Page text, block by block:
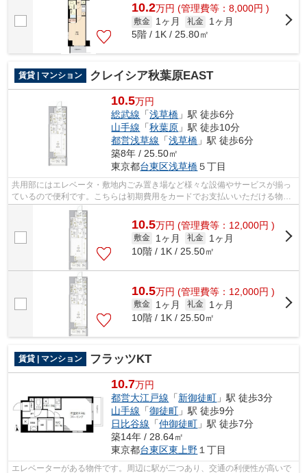
10.2万円 (管理費等：8,000円 )
敷金 1ヶ月 礼金
1ヶ月
5階 / 1K / 25.80㎡
賃貸 | マンション クレイシア秋葉原EAST
10.5万円
総武線 「浅草橋 」駅 徒歩6分
山手線 「秋葉原 」駅 徒歩10分
都営浅草線 「浅草橋 」駅 徒歩6分
築8年 / 25.50㎡
東京都台東区浅草橋５丁目
共用部にはエレベータ・敷地内ごみ置き場など様々な設備やサービスが揃っ
ているので便利です。こちらは初期費用をカードでお支払いいただける物件
なので、支払い手続きの手間が省けま...
10.5万円 (管理費等：12,000円 )
敷金 1ヶ月 礼金
1ヶ月
10階 / 1K / 25.50㎡
10.5万円 (管理費等：12,000円 )
敷金 1ヶ月 礼金
1ヶ月
10階 / 1K / 25.50㎡
賃貸 | マンション フラッツKT
10.7万円
都営大江戸線 「新御徒町 」駅 徒歩3分
山手線 「御徒町 」駅 徒歩9分
日比谷線 「仲御徒町 」駅 徒歩7分
築14年 / 28.64㎡
東京都台東区東上野 １丁目
エレベーターがある物件です。周辺に駅が二つあり、交通の利便性が高いで